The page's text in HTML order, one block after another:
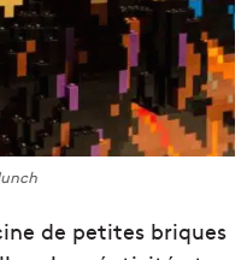
de petites briques